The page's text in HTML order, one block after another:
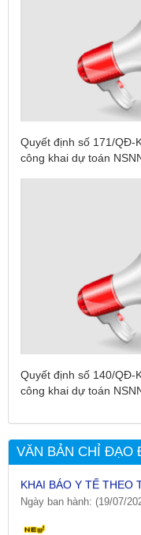
Quyết định số 171/QĐ-
công khai dự toán
Quyết định số 140/QĐ-
công khai dự toán
VĂN BẢN CHỈ ĐẠO
CÁCH LY XÃ HỘI VÀ
NGÀY 25/7/2021)
Tên: (CẬP NHẬT
KHAI BÁO Y TẾ THEO
Ngày ban hành: (19/07/
Tên: